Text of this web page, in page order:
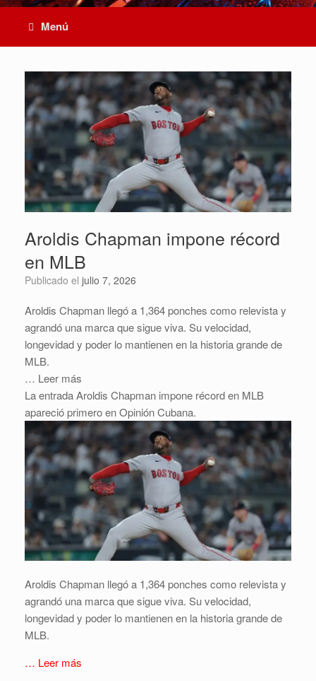
Menú
Aroldis Chapman impone récord
en MLB
Publicado el julio 7, 2026
Aroldis Chapman llegó a 1,364 ponches como relevista y
agrandó una marca que sigue viva. Su velocidad,
longevidad y poder lo mantienen en la historia grande de
MLB.
… Leer más
La entrada Aroldis Chapman impone récord en MLB
apareció primero en Opinión Cubana.
Aroldis Chapman llegó a 1,364 ponches como relevista y
agrandó una marca que sigue viva. Su velocidad,
longevidad y poder lo mantienen en la historia grande de
MLB.
… Leer más